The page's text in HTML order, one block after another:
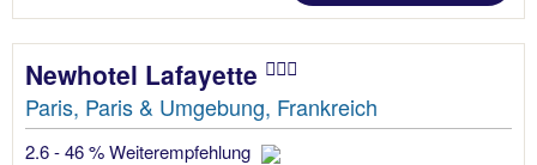
Newhotel Lafayette
Paris, Paris & Umgebung, Frankreich
2.6 - 46 % Weiterempfehlung